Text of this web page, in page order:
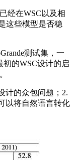
经在WSC以及相
这些模型是否稳
测试集，一
初的WSC设计的启
的众包问题；2.
以将自然语言转化